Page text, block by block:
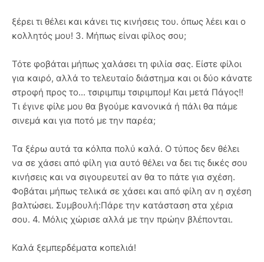
ξέρει τι θέλει και κάνει τις κινήσεις του. όπως λέει και ο
κολλητός μου! 3. Μήπως είναι φίλος σου;
Τότε φοβάται μήπως χαλάσει τη φιλία σας. Είστε φίλοι
για καιρό, αλλά το τελευταίο διάστημα και οι δύο κάνατε
στροφή προς το... τσιριμπιμ τσιριμπομ! Και μετά Πάγος!!
Τι έγινε φίλε μου θα βγούμε κανονικά ή πάλι θα πάμε
σινεμά και για ποτό με την παρέα;
Τα ξέρω αυτά τα κόλπα πολύ καλά. Ο τύπος δεν θέλει
να σε χάσει από φίλη για αυτό θέλει να δει τις δικές σου
κινήσεις και να σιγουρευτεί αν θα το πάτε για σχέση.
Φοβάται μήπως τελικά σε χάσει και από φίλη αν η σχέση
βαλτώσει. Συμβουλή:Πάρε την κατάσταση στα χέρια
σου. 4. Μόλις χώρισε αλλά με την πρώην βλέπονται.
Καλά ξεμπερδέματα κοπελιά!